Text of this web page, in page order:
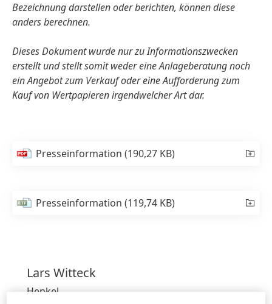
Bezeichnung darstellen oder berichten, können diese
anders berechnen.
Dieses Dokument wurde nur zu Informationszwecken
erstellt und stellt somit weder eine Anlageberatung noch
ein Angebot zum Verkauf oder eine Aufforderung zum
Kauf von Wertpapieren irgendwelcher Art dar.
Presseinformation(190,27 KB)
Presseinformation(119,74 KB)
Lars Witteck
Henkel